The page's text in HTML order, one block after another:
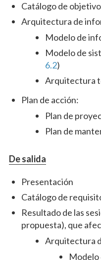
Catálogo de
Arquitectura de
Modelo de
Modelo de
6.2)
Arquitectura
Plan de acción:
Plan de
Plan de
De salida
Presentación
Catálogo de
Resultado de las
propuesta), que
Arquitectura
Modelo